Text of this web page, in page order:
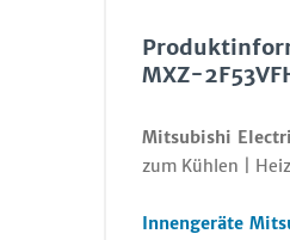
MXZ-
Mitsubishi
zum Kühlen |
Innengeräte